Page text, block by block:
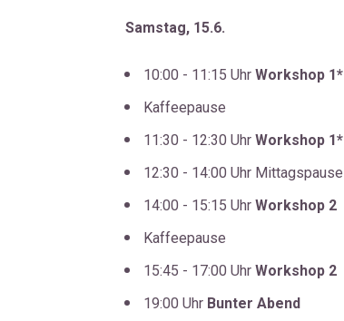
Samstag, 15.6.
10:00 - 11:15 Uhr Workshop 1*
Kaffeepause
11:30 - 12:30 Uhr Workshop 1*
12:30 - 14:00 Uhr Mittagspause
14:00 - 15:15 Uhr Workshop 2
Kaffeepause
15:45 - 17:00 Uhr Workshop 2
19:00 Uhr Bunter Abend